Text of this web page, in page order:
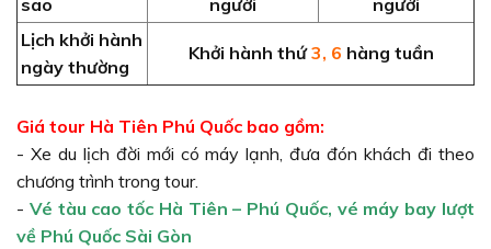
Lịch khởi hành
ngày thường
Khởi hành thứ3, 6 hàng tuần
Giá tour Hà Tiên Phú Quốc bao gồm:
- Xe du lịch đời mới có máy lạnh, đưa đón khách đi theo
chương trình trong tour.
- Vé tàu cao tốc Hà Tiên – Phú Quốc, vé máy bay lượt
về Phú Quốc Sài Gòn